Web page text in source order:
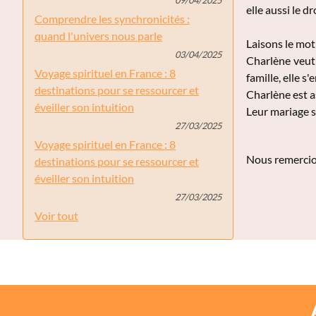
Comprendre les synchronicités :
quand l'univers nous parle
03/04/2025
Voyage spirituel en France : 8
destinations pour se ressourcer et
éveiller son intuition
27/03/2025
Voyage spirituel en France : 8
destinations pour se ressourcer et
éveiller son intuition
27/03/2025
Voir tout
elle aussi le
Laisons le
Charlène
famille, elle
Charlène est
Leur mariage
Nous